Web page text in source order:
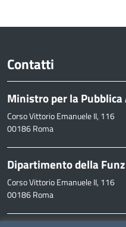
Contatti
Ministro per la
Corso Vittorio Emanuele II, 116
00186 Roma
Dipartimento della
Corso Vittorio Emanuele II, 116
00186 Roma